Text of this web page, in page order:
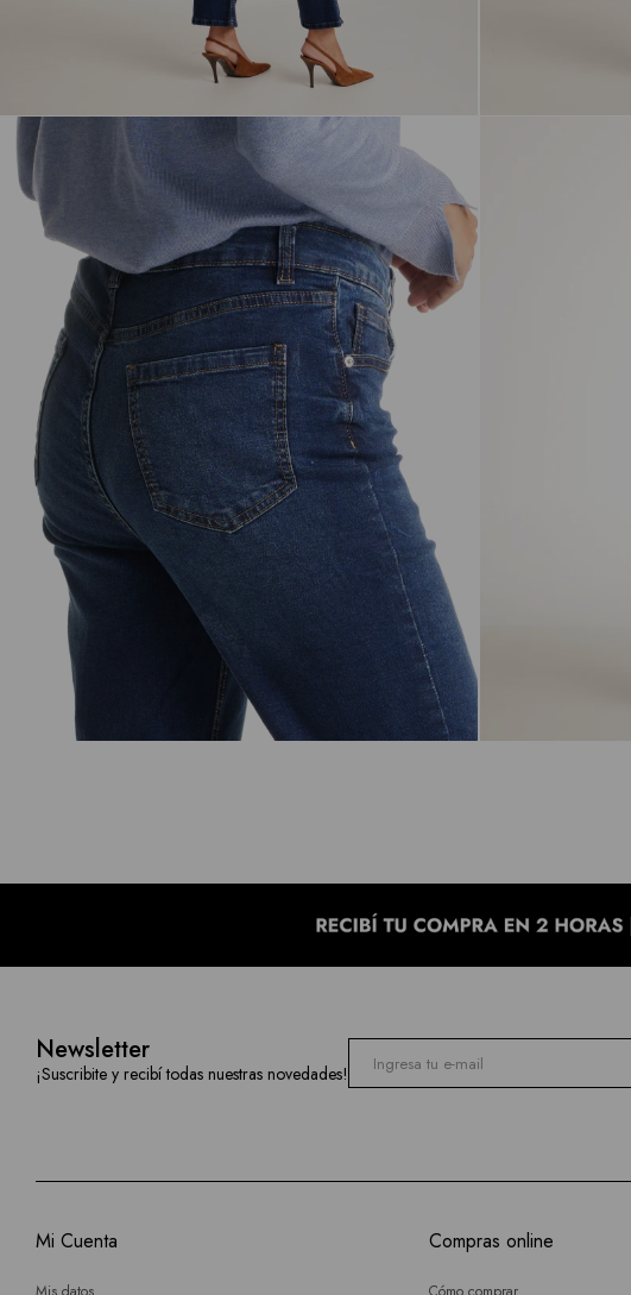
Newsletter
¡Suscribite y recibí todas nuestras novedades!
Mi Cuenta Compras online